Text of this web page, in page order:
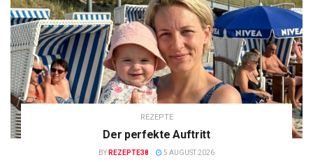
REZEPTE
Der perfekte Auftritt
BY REZEPTE38 5 AUGUST 2026